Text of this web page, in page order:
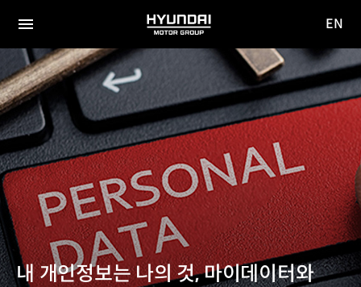
전체
메뉴
HYUNDAI
MOTOR
사이
이동
EN
내 개인정보는 나의 것, 마이데이터와